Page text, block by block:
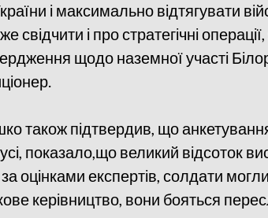
і максимально відтягувати
свідчити і про стратегічні
щодо наземної участі
також підтвердив, що
показало,що великий відсоток
оцінками експертів, солдати
керівництво, вони бояться